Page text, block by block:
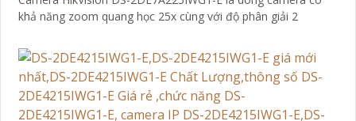
khả năng zoom quang học 25x cùng với độ phân giải 2